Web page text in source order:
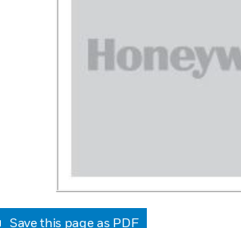
Save this page as PDF